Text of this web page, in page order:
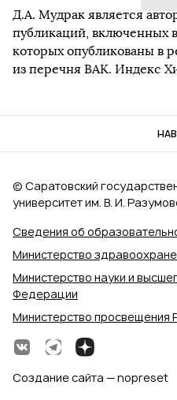
Д.А. Мудрак является
публикаций, включенных
которых опубликованы в
из перечня ВАК. Индекс
Сведения об
Министерство
Министерство науки и
Федерации
Министерство просвещения
© Саратовский
университет им. В. И.
Создание сайта — nopreset